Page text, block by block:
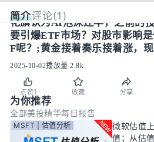
简介评论(1)
花旗认为AI泡沫还早，之前的
要引爆ETF市场？对股市影响
F呢？;黄金接着奏乐接着涨，
付量超预期，马斯克一人5000
2025-10-02播放量 2.8k
点赞1 收藏 分享
为你推荐
全部美投精华每日报告
MSFT | 估值分析
微软估值
值；从估